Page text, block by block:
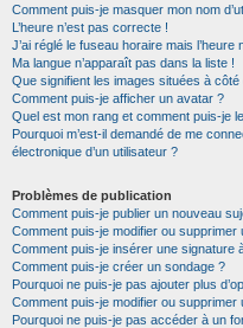
Comment puis-je masquer mon nom
L’heure n’est pas correcte !
J’ai réglé le fuseau horaire mais
Ma langue n’apparaît pas dans la liste !
Que signifient les images situées à côté
Comment puis-je afficher un avatar ?
Quel est mon rang et comment puis-je
Pourquoi m’est-il demandé de me
électronique d’un utilisateur ?
Problèmes de publication
Comment puis-je publier un nouveau
Comment puis-je modifier ou supprimer
Comment puis-je insérer une signature
Comment puis-je créer un sondage ?
Pourquoi ne puis-je pas ajouter plus
Comment puis-je modifier ou supprimer
Pourquoi ne puis-je pas accéder à un